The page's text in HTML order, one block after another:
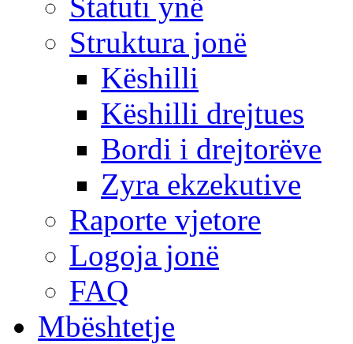
Struktura jonë
Këshilli
Këshilli drejtues
Bordi i drejtorëve
Zyra ekzekutive
Raporte vjetore
Logoja jonë
FAQ
Mbështetje